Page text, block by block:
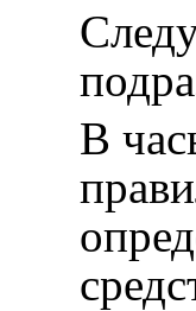
В